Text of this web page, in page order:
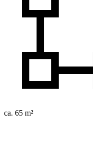
ca. 65 m²